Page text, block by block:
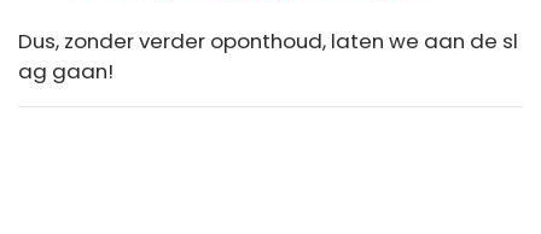
Dus, zonder verder oponthoud, laten we aan de sl
ag gaan!